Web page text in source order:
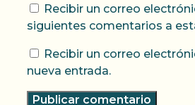
Recibir un correo
siguientes comentarios a
Recibir un correo
nueva entrada.